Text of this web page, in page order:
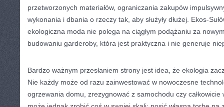
przetworzonych materiałów, ograniczania zakupów
wykonania i dbania o rzeczy tak, aby służyły dłużej. Ekos-
ekologiczna moda nie polega na ciągłym podążaniu za
budowaniu garderoby, która jest praktyczna i nie generuje
Bardzo ważnym przesłaniem strony jest idea, że ekologia
Nie każdy może od razu zainwestować w nowoczesne
ogrzewania domu, zrezygnować z samochodu czy